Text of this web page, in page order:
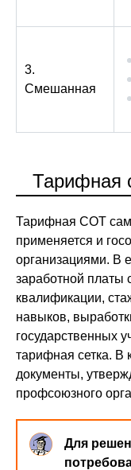
3.
Смешанная
Тарифная
Тарифная СОТ
применяется и
организациями. В
заработной платы
квалификации,
навыков,
государственных
тарифная сетка. В
документы,
профсоюзного
Для